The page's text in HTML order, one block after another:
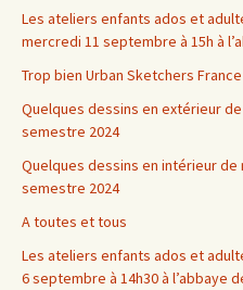
Les ateliers enfants ados et
mercredi 11 septembre à 15h à
Trop bien Urban Sketchers
Quelques dessins en extérieur
semestre 2024
Quelques dessins en intérieur
semestre 2024
A toutes et tous
Les ateliers enfants ados et
6 septembre à 14h30 à l’abbaye